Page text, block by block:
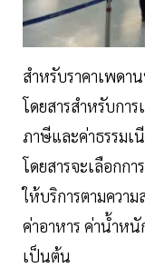
สำหรับราคาเพดา
โดยสารสำหรับกา
ภาษีและค่าธรรมเ
โดยสารจะเลือกก
ให้บริการตามควา
ค่าอาหาร ค่าน้ำห
เป็นต้น